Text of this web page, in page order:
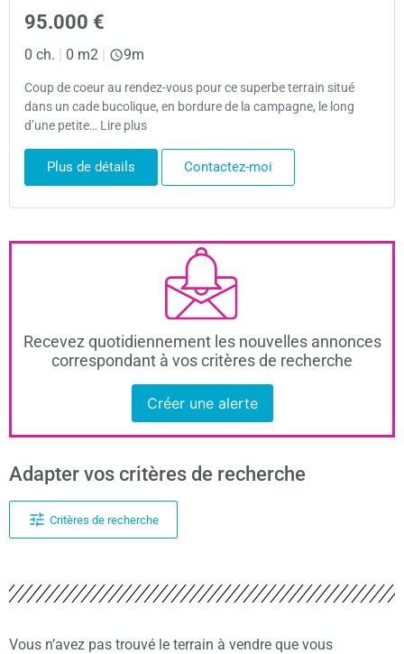
95.000 €
0 ch. | 0 m2 | 9m
Coup de coeur au rendez-vous pour ce superbe terrain situé
dans un cade bucolique, en bordure de la campagne, le long
d’une petite… Lire plus
Plus de détails Contactez-moi
Recevez quotidiennement les nouvelles annonces
correspondant à vos critères de recherche
Créer une alerte
Adapter vos critères de recherche
Critères de recherche
Vous n’avez pas trouvé le terrain à vendre que vous